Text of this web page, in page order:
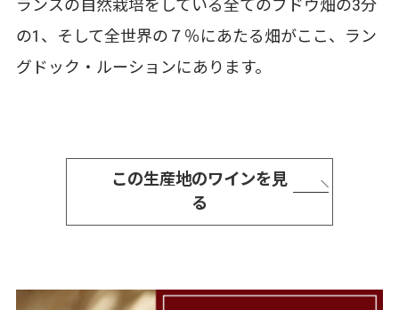
ランスの自然栽培をしている全てのブドウ畑の3分
の1、そして全世界の７％にあたる畑がここ、ラン
グドック・ルーションにあります。
この生産地のワインを見
る